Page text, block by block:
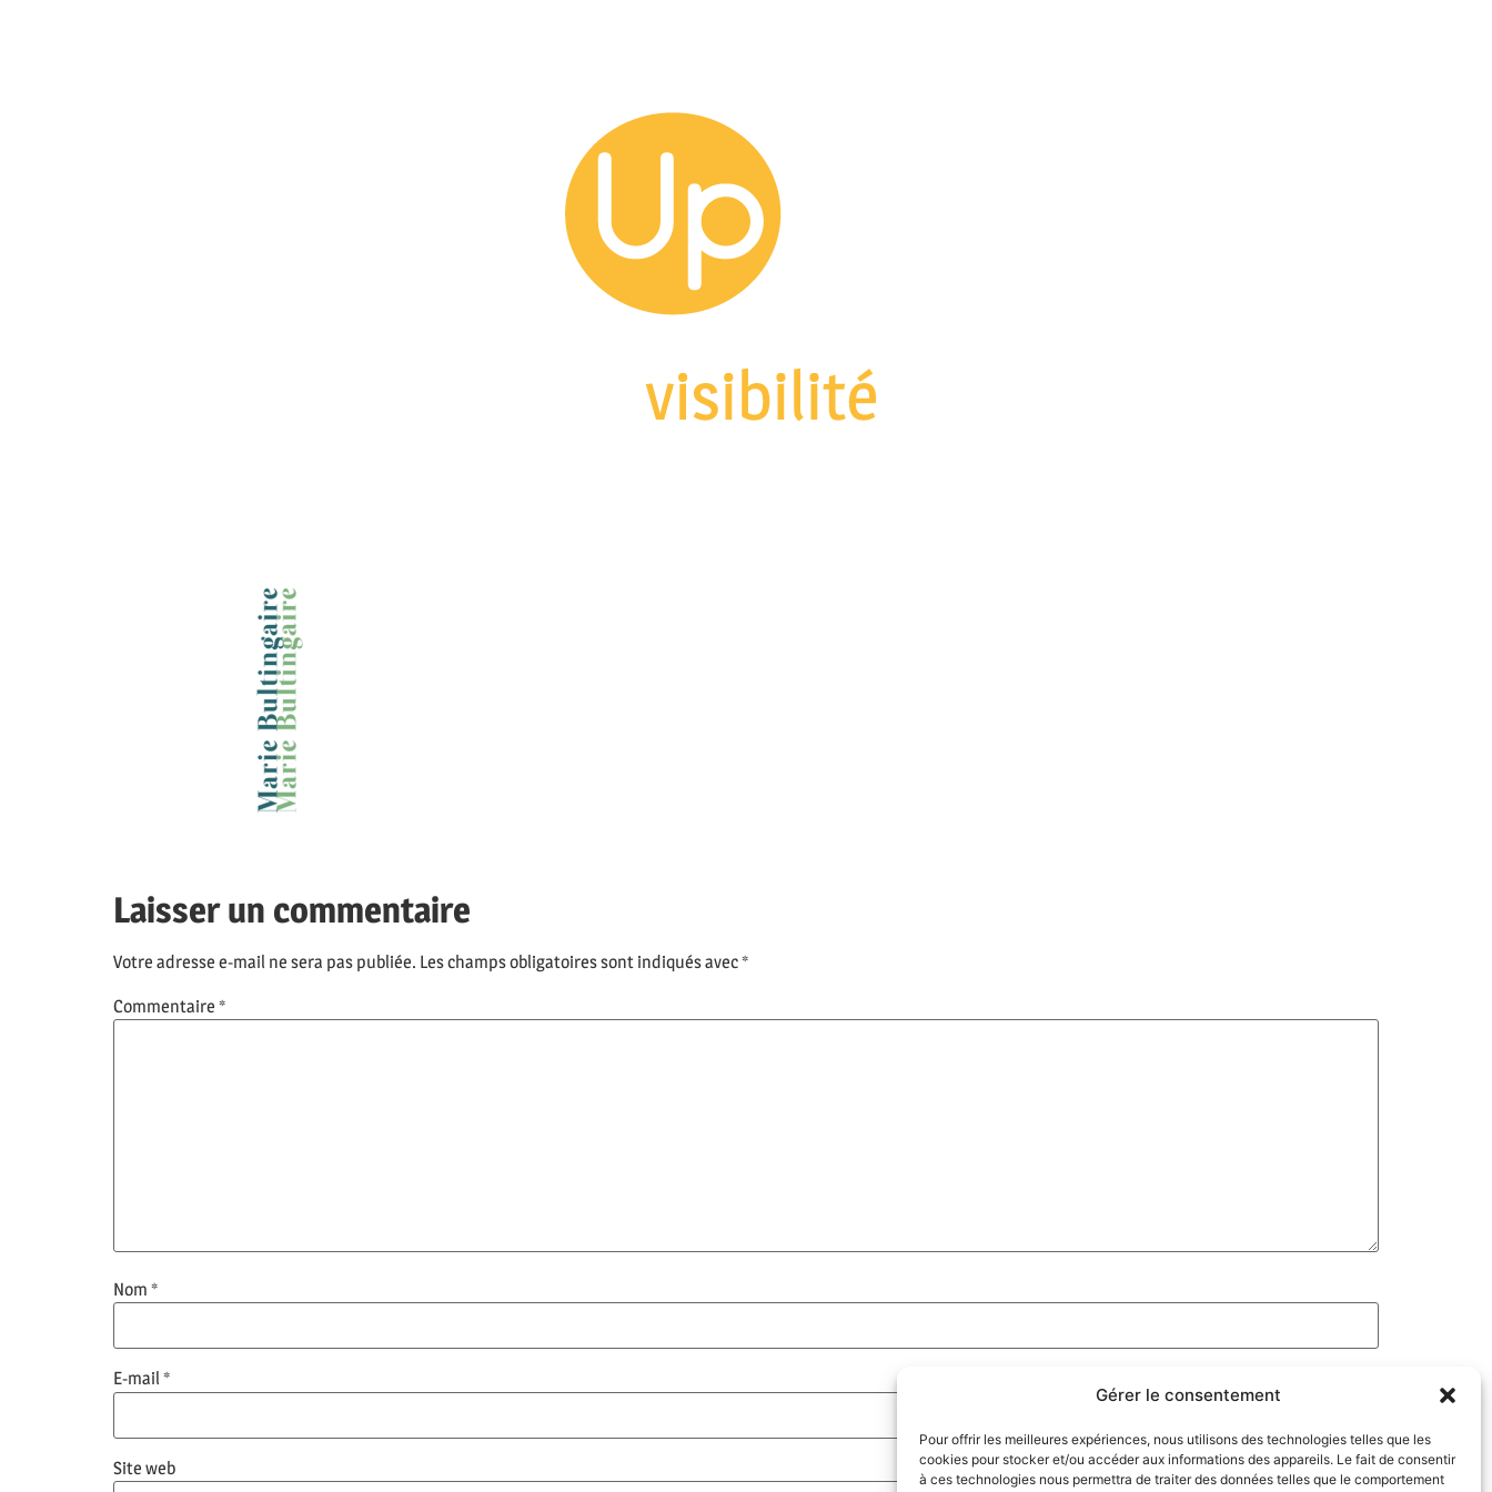
Gérer le consentement
Pour offrir les meilleures expériences, nous utilisons des technologies telles que les
cookies pour stocker et/ou accéder aux informations des appareils. Le fait de consentir
à ces technologies nous permettra de traiter des données telles que le comportement
Laisser un commentaire
Votre adresse e-mail ne sera pas publiée. Les champs obligatoires sont indiqués avec*
Commentaire *
Nom *
E-mail *
Site web